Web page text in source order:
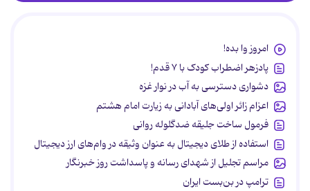
امروز وا بده!
پادزهر اضطراب کودک با ۷ قدم!
دشواری دسترسی به آب در نوار غزه
اعزام زائر اولی‌های آبادانی به زیارت امام هشتم
فرمول ساخت جلیقه ضدگلوله روانی
استفاده از طلای دیجیتال به عنوان وثیقه در وام‌های ارز دیجیتال
مراسم تجلیل از شهدای رسانه و پاسداشت روز خبرنگار
ترامپ در بن‌بست ایران